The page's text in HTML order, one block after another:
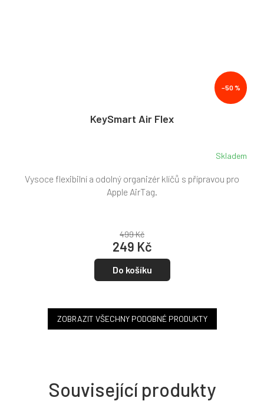
Související produkty
–50 %
KeySmart Air Flex
produktu
Skladem
499 Kč
249 Kč
Do košíku
Vysoce flexibilní a odolný organizér klíčů s přípravou pro
Apple AirTag.
ZOBRAZIT VŠECHNY PODOBNÉ PRODUKTY